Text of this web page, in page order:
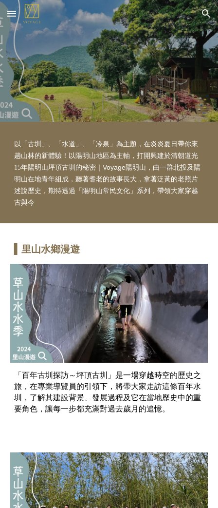
Skip to main content Skip to navigation
以「古圳」、「水道」、「冷泉」為主題，在炎炎夏日帶你來
趟山林的新體驗！以陽明山地區為主軸，打開興建於清朝道光
15年陽明山坪頂古圳的秘密 ｜Voyage陽明山，由一群北投及陽
明山在地青年組成，聽著耆老的故事長大，拿著泛黃的老照片
述說歷史，期待透過「陽明山常民文化」系列，帶領大家穿越
古與今
▍里山水鄉漫遊
「百年古圳探訪～坪頂古圳」是一場穿越時空的歷史之
旅，在專業導覽員的引領下，將帶大家走訪這條百年水
圳，了解其建設背景、發展過程及它在當地歷史中的重
要角色，讓每一步都充滿對過去歲月的追憶。